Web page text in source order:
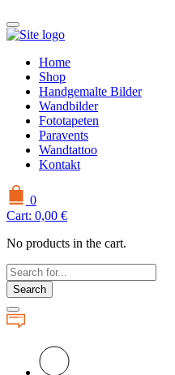
Home
Shop
Handgemalte Bilder
Wandbilder
Fototapeten
Paravents
Wandtattoo
Kontakt
0
Cart: 0,00 €
No products in the cart.
Search